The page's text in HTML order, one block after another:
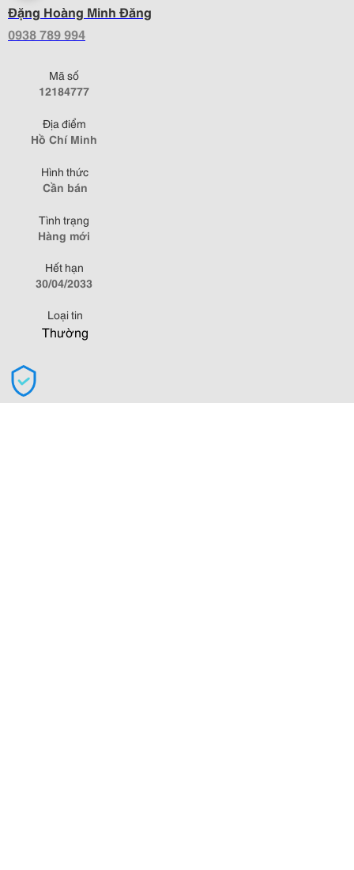
Đặng Hoàng Minh Đăng
0938 789 994
Mã số
12184777
Địa điểm
Hồ Chí Minh
Hình thức
Cần bán
Tình trạng
Hàng mới
Hết hạn
30/04/2033
Loại tin
Thường